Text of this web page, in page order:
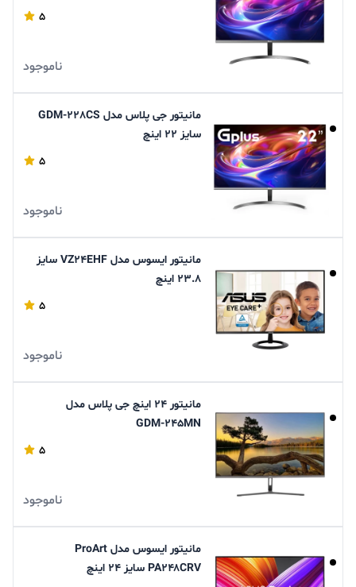
5
ناموجود
مانیتور جی پلاس مدل GDM-228CS
سایز 22 اینچ
5
ناموجود
مانیتور ایسوس مدل VZ۲۴EHF سایز
۲۳.۸ اینچ
5
ناموجود
مانیتور ۲۴ اینچ جی پلاس مدل
GDM-۲۴۵MN
5
ناموجود
مانیتور ایسوس مدل ProArt
PA۲۴۸CRV سایز ۲۴ اینچ